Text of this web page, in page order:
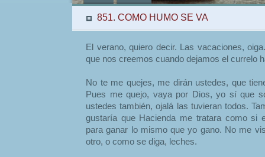
851. COMO HUMO SE VA
El verano, quiero decir. Las vacaciones,
que nos creemos cuando dejamos el currelo
No te me quejes, me dirán ustedes, que
Pues me quejo, vaya por Dios, yo sí que
ustedes también, ojalá las tuvieran todos.
gustaría que Hacienda me tratara como si
para ganar lo mismo que yo gano. No me
otro, o como se diga, leches.